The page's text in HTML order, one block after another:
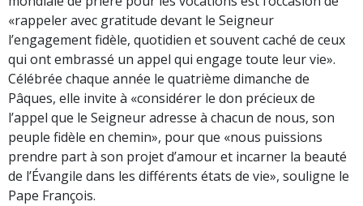
«rappeler avec gratitude devant le Seigneur
l’engagement fidèle, quotidien et souvent caché de ceux
qui ont embrassé un appel qui engage toute leur vie».
Célébrée chaque année le quatrième dimanche de
Pâques, elle invite à «considérer le don précieux de
l’appel que le Seigneur adresse à chacun de nous, son
peuple fidèle en chemin», pour que «nous puissions
prendre part à son projet d’amour et incarner la beauté
de l’Évangile dans les différents états de vie», souligne le
Pape François.